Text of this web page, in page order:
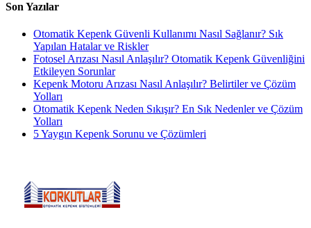
Son Yazılar
Otomatik Kepenk Güvenli Kullanımı Nasıl Sağlanır? Sık
Yapılan Hatalar ve Riskler
Fotosel Arızası Nasıl Anlaşılır? Otomatik Kepenk Güvenliğini
Etkileyen Sorunlar
Kepenk Motoru Arızası Nasıl Anlaşılır? Belirtiler ve Çözüm
Yolları
Otomatik Kepenk Neden Sıkışır? En Sık Nedenler ve Çözüm
Yolları
5 Yaygın Kepenk Sorunu ve Çözümleri